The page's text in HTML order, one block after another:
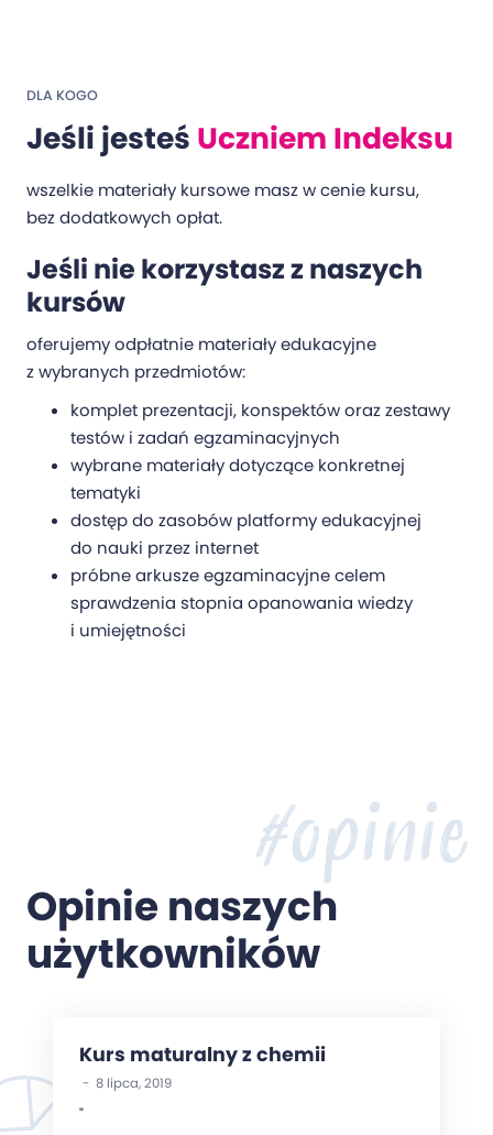
DLA KOGO
Jeśli jesteś Uczniem Indeksu
wszelkie materiały kursowe masz w cenie kursu,
bez dodatkowych opłat.
Jeśli nie korzystasz z naszych
kursów
oferujemy odpłatnie materiały edukacyjne
z wybranych przedmiotów:
komplet prezentacji, konspektów oraz zestawy
testów i zadań egzaminacyjnych
wybrane materiały dotyczące konkretnej
tematyki
dostęp do zasobów platformy edukacyjnej
do nauki przez internet
próbne arkusze egzaminacyjne celem
sprawdzenia stopnia opanowania wiedzy
i umiejętności
Opinie naszych
użytkowników
#opinie
Kurs maturalny z chemii
- 8 lipca, 2019
"